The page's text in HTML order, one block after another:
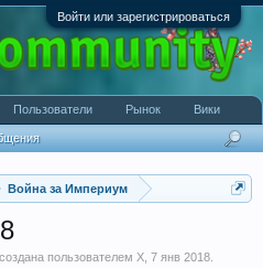
Войти или зарегистрироваться
Война за Империум
пользователем X 7 янв 2018
Пользователи Рынок Вики